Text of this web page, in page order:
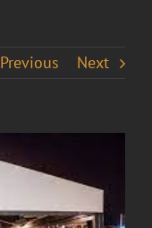
Previous Next